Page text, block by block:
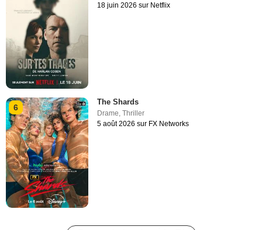
18 juin 2026 sur Netflix
6
The Shards
Drame,Thriller
5 août 2026 sur FX Networks